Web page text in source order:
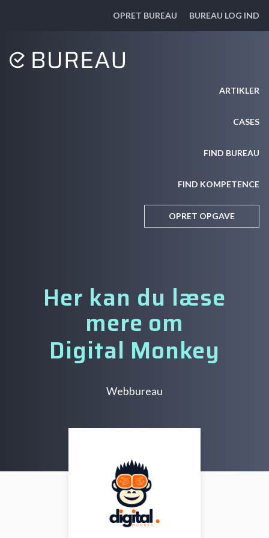
OPRET BUREAU BUREAU LOG IND
ARTIKLER
CASES
FIND BUREAU
FIND KOMPETENCE
OPRET OPGAVE
Her kan du læse
mere om
Digital Monkey
Webbureau